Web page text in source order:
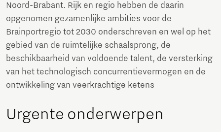
Noord-Brabant. Rijk en regio hebben de daarin
opgenomen gezamenlijke ambities voor de
Brainportregio tot 2030 onderschreven en wel op het
gebied van de ruimtelijke schaalsprong, de
beschikbaarheid van voldoende talent, de versterking
van het technologisch concurrentievermogen en de
ontwikkeling van veerkrachtige ketens
Urgente onderwerpen